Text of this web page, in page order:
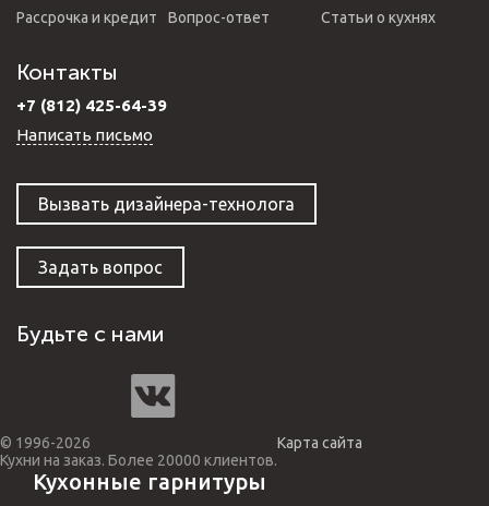
Рассрочка и кредит
Вопрос-ответ
Статьи о кухнях
Контакты
+7 (812) 425-64-39
Написать письмо
Вызвать дизайнера-технолога
Задать вопрос
Будьте с нами
© 1996-2026
Кухни на заказ. Более 20000 клиентов.
Карта сайта
Кухонные гарнитуры